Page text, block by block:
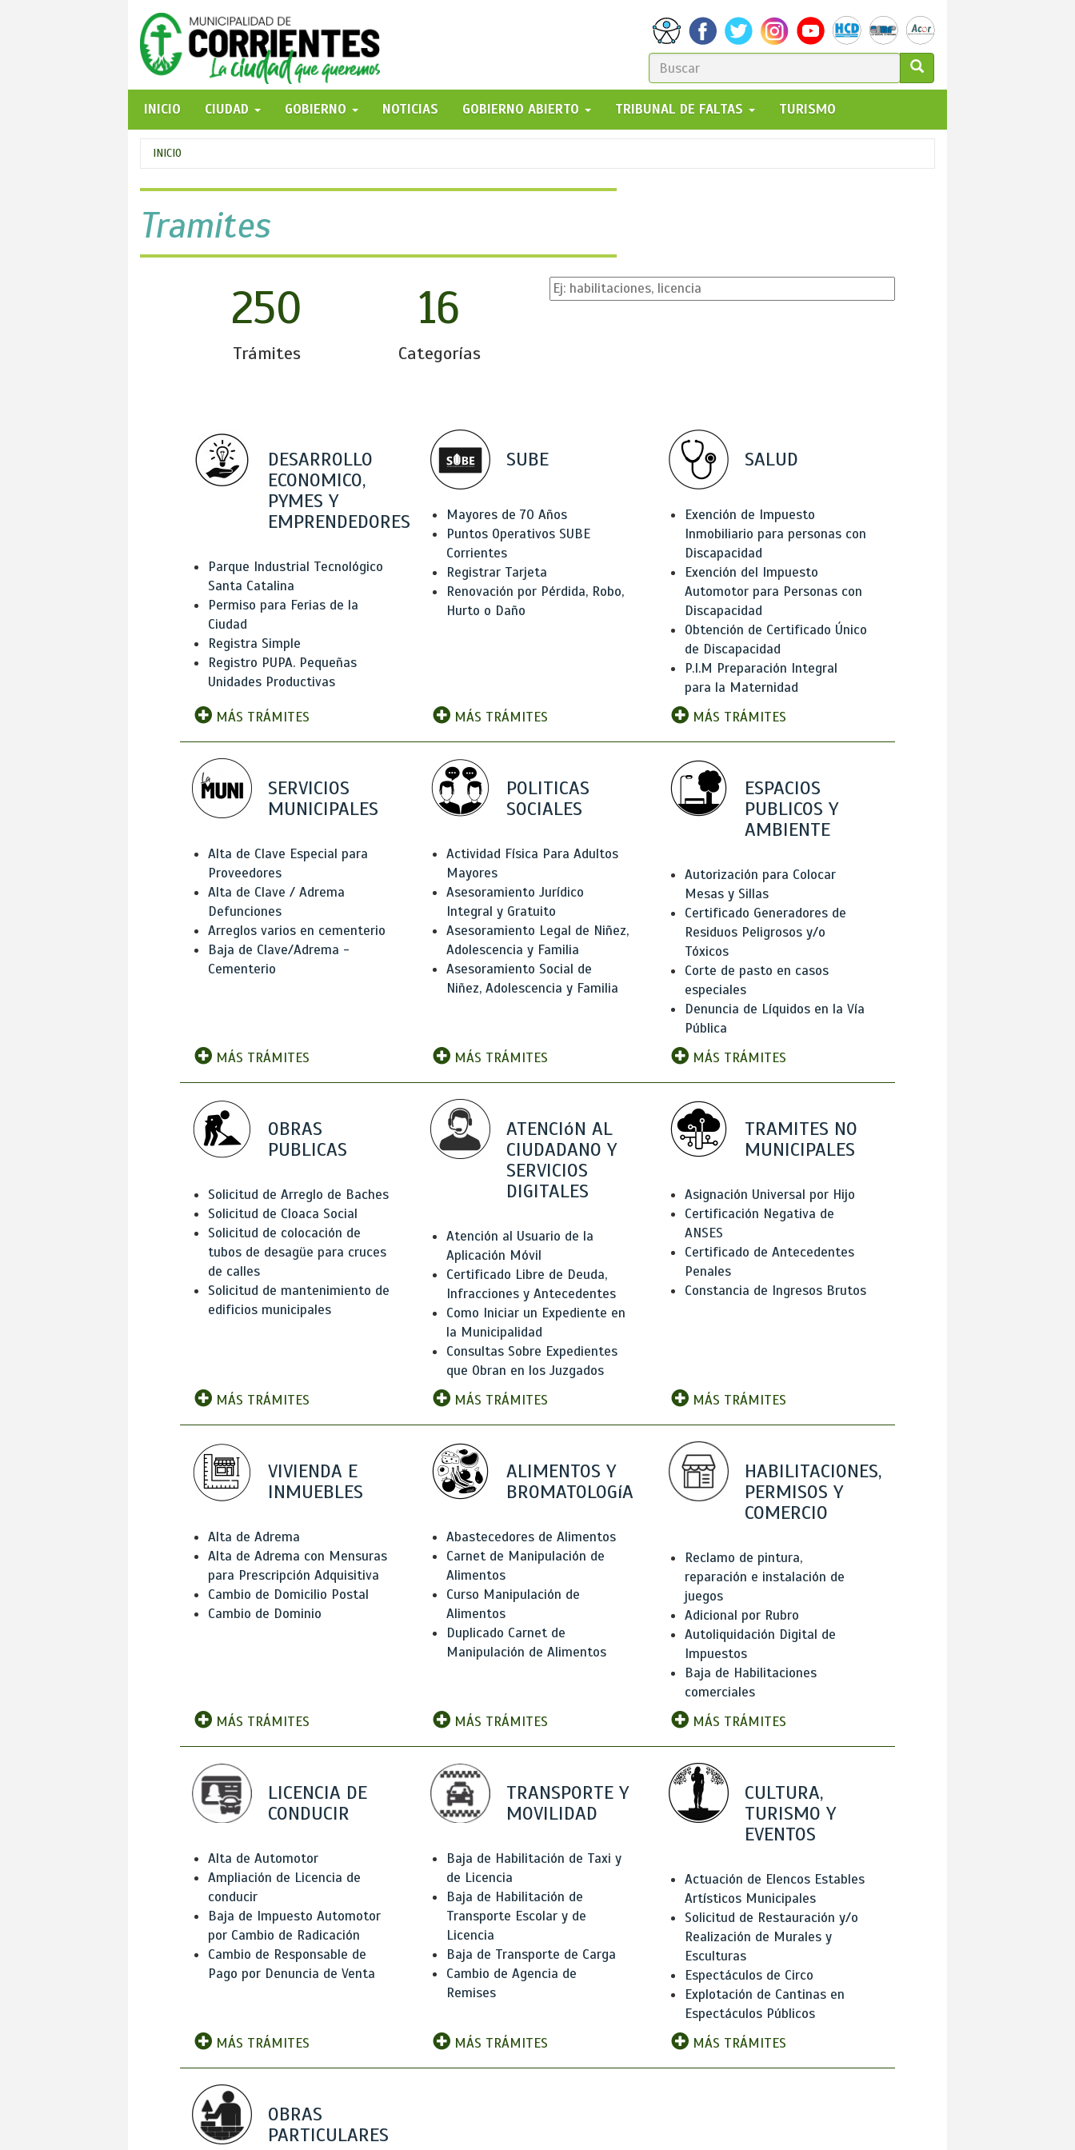
FORMULARIO
DE
BÚSQUEDA
GO!
INICIO
CIUDAD GOBIERNO NOTICIAS GOBIERNO ABIERTO TRIBUNAL DE FALTAS TURISMO
Se
encuentra
usted
aquí
INICIO
Tramites
250
Trámites
16
Categorías
DESARROLLO
ECONOMICO,
PYMES Y
EMPRENDEDORES
Parque Industrial Tecnológico
Santa Catalina
Permiso para Ferias de la
Ciudad
Registra Simple
Registro PUPA. Pequeñas
Unidades Productivas
MÁS TRÁMITES
SUBE
Mayores de 70 Años
Puntos Operativos SUBE
Corrientes
Registrar Tarjeta
Renovación por Pérdida, Robo,
Hurto o Daño
MÁS TRÁMITES
SALUD
Exención de Impuesto
Inmobiliario para personas con
Discapacidad
Exención del Impuesto
Automotor para Personas con
Discapacidad
Obtención de Certificado Único
de Discapacidad
P.I.M Preparación Integral
para la Maternidad
MÁS TRÁMITES
SERVICIOS
MUNICIPALES
Alta de Clave Especial para
Proveedores
Alta de Clave / Adrema
Defunciones
Arreglos varios en cementerio
Baja de Clave/Adrema -
Cementerio
MÁS TRÁMITES
POLITICAS
SOCIALES
Actividad Física Para Adultos
Mayores
Asesoramiento Jurídico
Integral y Gratuito
Asesoramiento Legal de Niñez,
Adolescencia y Familia
Asesoramiento Social de
Niñez, Adolescencia y Familia
MÁS TRÁMITES
ESPACIOS
PUBLICOS Y
AMBIENTE
Autorización para Colocar
Mesas y Sillas
Certificado Generadores de
Residuos Peligrosos y/o
Tóxicos
Corte de pasto en casos
especiales
Denuncia de Líquidos en la Vía
Pública
MÁS TRÁMITES
OBRAS
PUBLICAS
Solicitud de Arreglo de Baches
Solicitud de Cloaca Social
Solicitud de colocación de
tubos de desagüe para cruces
de calles
Solicitud de mantenimiento de
edificios municipales
MÁS TRÁMITES
ATENCIóN AL
CIUDADANO Y
SERVICIOS
DIGITALES
Atención al Usuario de la
Aplicación Móvil
Certificado Libre de Deuda,
Infracciones y Antecedentes
Como Iniciar un Expediente en
la Municipalidad
Consultas Sobre Expedientes
que Obran en los Juzgados
MÁS TRÁMITES
TRAMITES NO
MUNICIPALES
Asignación Universal por Hijo
Certificación Negativa de
ANSES
Certificado de Antecedentes
Penales
Constancia de Ingresos Brutos
MÁS TRÁMITES
VIVIENDA E
INMUEBLES
Alta de Adrema
Alta de Adrema con Mensuras
para Prescripción Adquisitiva
Cambio de Domicilio Postal
Cambio de Dominio
MÁS TRÁMITES
ALIMENTOS Y
BROMATOLOGíA
Abastecedores de Alimentos
Carnet de Manipulación de
Alimentos
Curso Manipulación de
Alimentos
Duplicado Carnet de
Manipulación de Alimentos
MÁS TRÁMITES
HABILITACIONES,
PERMISOS Y
COMERCIO
Reclamo de pintura,
reparación e instalación de
juegos
Adicional por Rubro
Autoliquidación Digital de
Impuestos
Baja de Habilitaciones
comerciales
MÁS TRÁMITES
LICENCIA DE
CONDUCIR
Alta de Automotor
Ampliación de Licencia de
conducir
Baja de Impuesto Automotor
por Cambio de Radicación
Cambio de Responsable de
Pago por Denuncia de Venta
MÁS TRÁMITES
TRANSPORTE Y
MOVILIDAD
Baja de Habilitación de Taxi y
de Licencia
Baja de Habilitación de
Transporte Escolar y de
Licencia
Baja de Transporte de Carga
Cambio de Agencia de
Remises
MÁS TRÁMITES
CULTURA,
TURISMO Y
EVENTOS
Actuación de Elencos Estables
Artísticos Municipales
Solicitud de Restauración y/o
Realización de Murales y
Esculturas
Espectáculos de Circo
Explotación de Cantinas en
Espectáculos Públicos
MÁS TRÁMITES
OBRAS
PARTICULARES